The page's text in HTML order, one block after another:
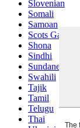
Slovenian
Somali
Samoan
Scots Gaelic
Shona
Sindhi
Sundanese
Swahili
Tajik
Tamil
Telugu
Thai